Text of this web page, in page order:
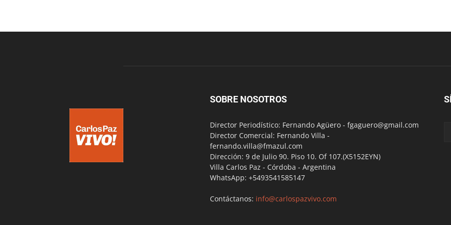
SOBRE NOSOTROS
Director Periodístico: Fernando Agüero - fgaguero@gmail.com
Director Comercial: Fernando Villa -
fernando.villa@fmazul.com
Dirección: 9 de Julio 90. Piso 10. Of 107.(X5152EYN)
Villa Carlos Paz - Córdoba - Argentina
WhatsApp: +5493541585147
Contáctanos: info@carlospazvivo.com